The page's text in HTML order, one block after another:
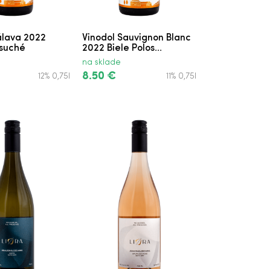
2022
12% 0,75l
Vinodol Sauvignon Blanc
2022 Biele Polos...
na sklade
8.50 € 11% 0,75l